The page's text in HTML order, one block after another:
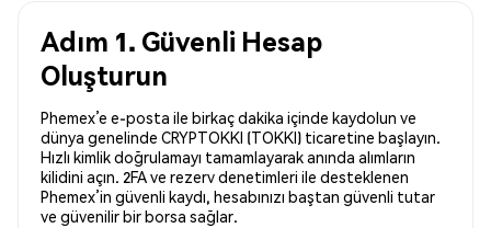
Adım 1. Güvenli Hesap
Oluşturun
Phemex’e e-posta ile birkaç dakika içinde kaydolun ve
dünya genelinde CRYPTOKKI (TOKKI) ticaretine başlayın.
Hızlı kimlik doğrulamayı tamamlayarak anında alımların
kilidini açın. 2FA ve rezerv denetimleri ile desteklenen
Phemex’in güvenli kaydı, hesabınızı baştan güvenli tutar
ve güvenilir bir borsa sağlar.